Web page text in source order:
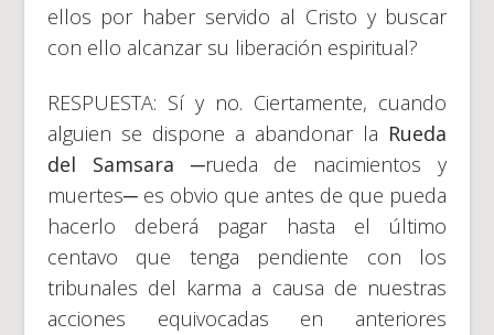
ellos por haber servido al Cristo y buscar
con ello alcanzar su liberación espiritual?
RESPUESTA: Sí y no. Ciertamente, cuando
alguien se dispone a abandonar la Rueda
del Samsara ─rueda de nacimientos y
muertes─ es obvio que antes de que pueda
hacerlo deberá pagar hasta el último
centavo que tenga pendiente con los
tribunales del karma a causa de nuestras
acciones equivocadas en anteriores